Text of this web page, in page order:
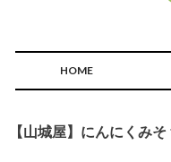
HOME
【山城屋】にんにくみ